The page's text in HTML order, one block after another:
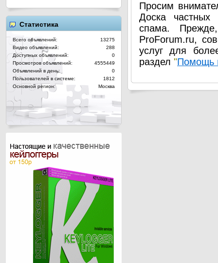
Просим
Доска частных
спама.
ProForum.ru,
услуг для
раздел "Помощь
Статистика
Всего объявлений:
13275
Видео объявлений:
288
Доступных объявлений:
0
Просмотров объявлений:
4555449
Объявлений в день:
0
Пользователей в системе:
1812
Основной регион:
Москва